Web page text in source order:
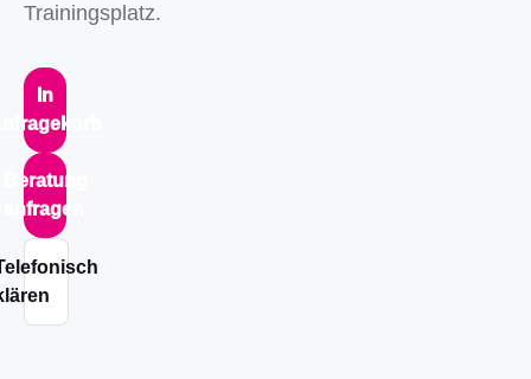
Trainingsplatz.
In
Beratung
anfragen